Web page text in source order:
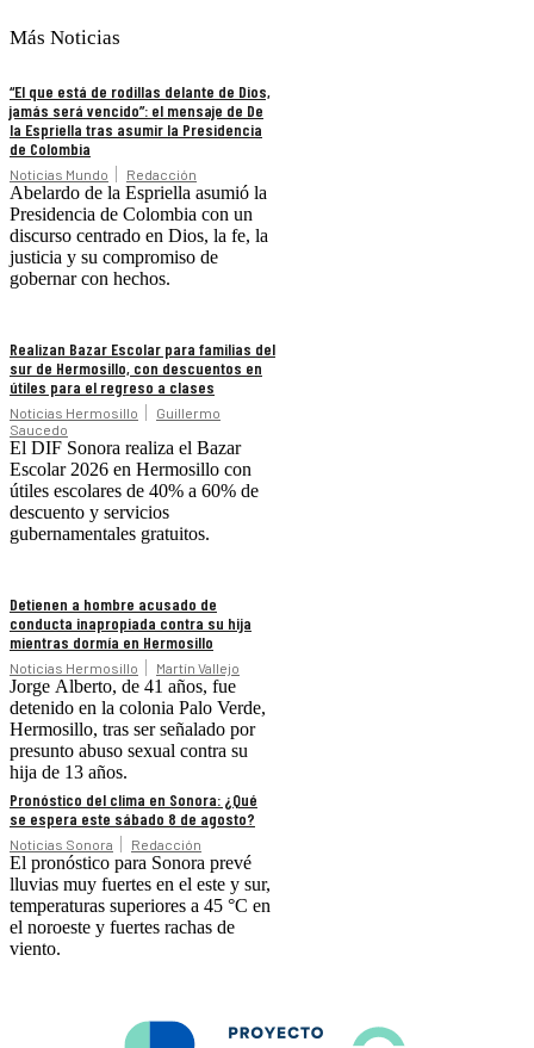
Más Noticias
“El que está de rodillas delante de Dios,
jamás será vencido”: el mensaje de De
la Espriella tras asumir la Presidencia
de Colombia
Noticias Mundo Redacción
Abelardo de la Espriella asumió la
Presidencia de Colombia con un
discurso centrado en Dios, la fe, la
justicia y su compromiso de
gobernar con hechos.
Realizan Bazar Escolar para familias del
sur de Hermosillo, con descuentos en
útiles para el regreso a clases
Noticias Hermosillo
Guillermo
Saucedo
El DIF Sonora realiza el Bazar
Escolar 2026 en Hermosillo con
útiles escolares de 40% a 60% de
descuento y servicios
gubernamentales gratuitos.
Detienen a hombre acusado de
conducta inapropiada contra su hija
mientras dormía en Hermosillo
Noticias Hermosillo Martín Vallejo
Jorge Alberto, de 41 años, fue
detenido en la colonia Palo Verde,
Hermosillo, tras ser señalado por
presunto abuso sexual contra su
hija de 13 años.
Pronóstico del clima en Sonora: ¿Qué
se espera este sábado 8 de agosto?
Noticias Sonora Redacción
El pronóstico para Sonora prevé
lluvias muy fuertes en el este y sur,
temperaturas superiores a 45 °C en
el noroeste y fuertes rachas de
viento.